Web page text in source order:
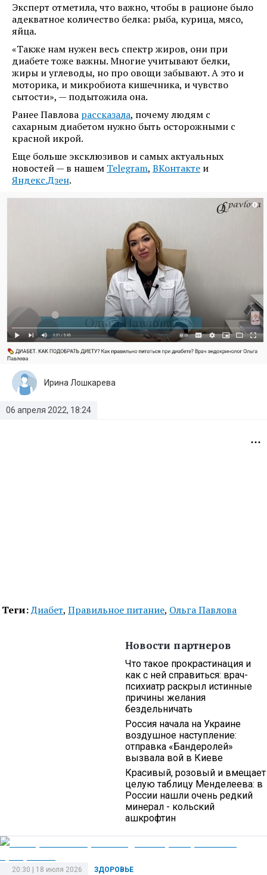
Эксперт отметила, что важно, чтобы в рационе было
адекватное количество белка: рыба, курица, мясо,
яйца.
«Также нам нужен весь спектр жиров, они при
диабете тоже важны. Многие учитывают белки,
жиры и углеводы, но про овощи забывают. А это и
моторика, и микробиота кишечника, и чувство
сытости», — подытожила она.
Ранее Павлова рассказала, почему людям с
сахарным диабетом нужно быть осторожными с
красной икрой.
Еще больше эксклюзивов и самых актуальных
новостей — в нашем Telegram, ВКонтакте и
Яндекс.Дзен.
06 апреля 2022, 18:24
Ирина Лошкарева
Теги:Диабет, Правильное питание, Ольга Павлова
Новости партнеров
Что такое прокрастинация и
как с ней справиться: врач-
психиатр раскрыл истинные
причины желания
бездельничать
Россия начала на Украине
воздушное наступление:
отправка «Бандеролей»
вызвала вой в Киеве
Красивый, розовый и вмещает
целую таблицу Менделеева: в
России нашли очень редкий
минерал - кольский
ашкрофтин
ЗДОРОВЬЕ
20:30 | 18 июля 2026